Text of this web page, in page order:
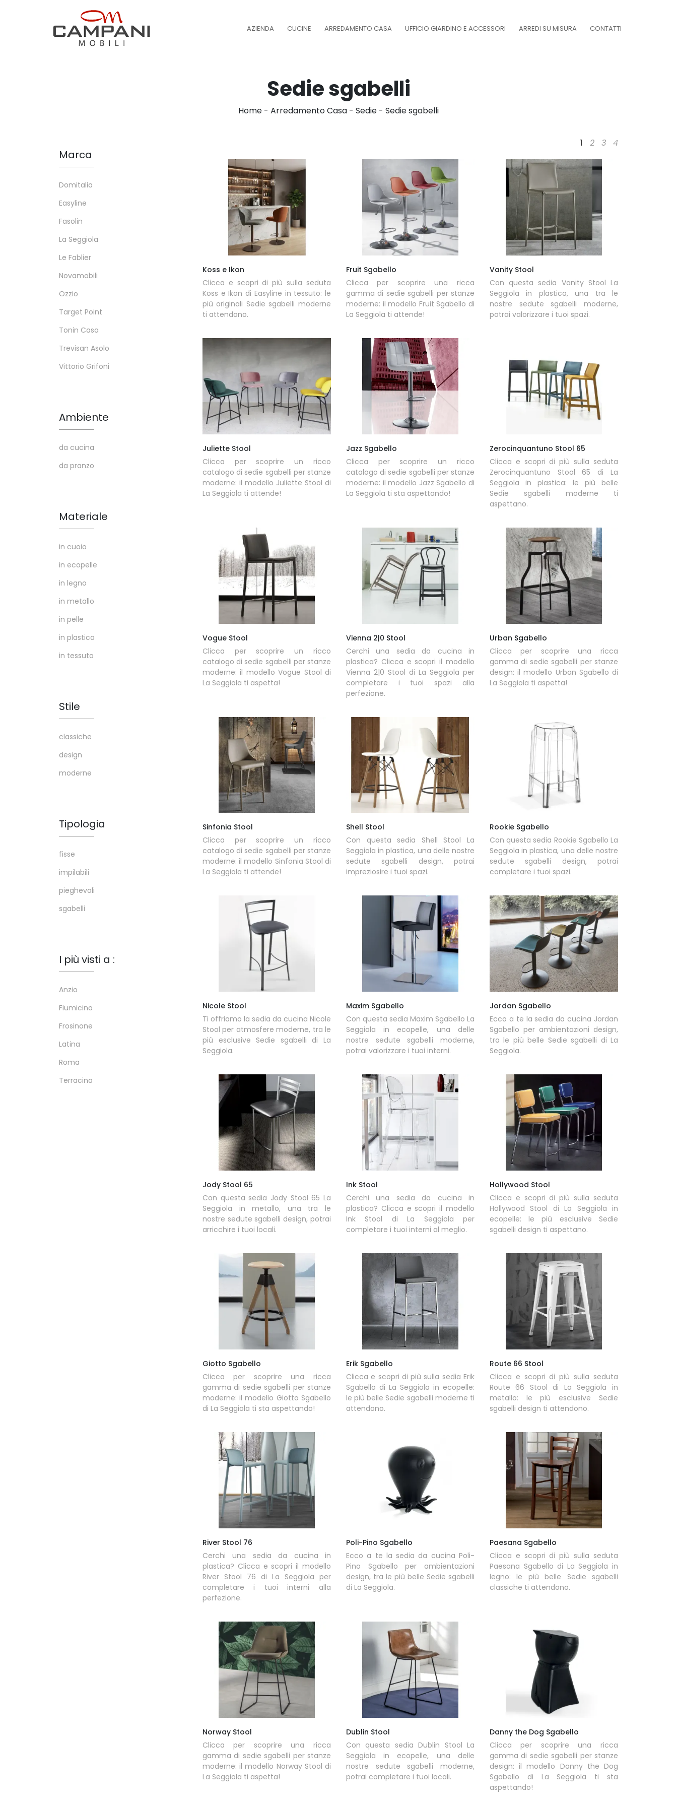
AZIENDA CUCINE ARREDAMENTO CASA UFFICIO GIARDINO E ACCESSORI ARREDI SU MISURA CONTATTI
Sedie sgabelli
Home - Arredamento Casa - Sedie - Sedie sgabelli
1 2 3 4
Koss e Ikon
Clicca e scopri di più sulla seduta
Koss e Ikon di Easyline in tessuto: le
più originali Sedie sgabelli moderne
ti attendono.
Fruit Sgabello
Clicca per scoprire una ricca
gamma di sedie sgabelli per stanze
moderne: il modello Fruit Sgabello di
La Seggiola ti attende!
Vanity Stool
Con questa sedia Vanity Stool La
Seggiola in plastica, una tra le
nostre sedute sgabelli moderne,
potrai valorizzare i tuoi spazi.
Juliette Stool
Clicca per scoprire un ricco
catalogo di sedie sgabelli per stanze
moderne: il modello Juliette Stool di
La Seggiola ti attende!
Jazz Sgabello
Clicca per scoprire un ricco
catalogo di sedie sgabelli per stanze
moderne: il modello Jazz Sgabello di
La Seggiola ti sta aspettando!
Zerocinquantuno Stool 65
Clicca e scopri di più sulla seduta
Zerocinquantuno Stool 65 di La
Seggiola in plastica: le più belle
Sedie sgabelli moderne ti
aspettano.
Vogue Stool
Clicca per scoprire un ricco
catalogo di sedie sgabelli per stanze
moderne: il modello Vogue Stool di
La Seggiola ti aspetta!
Vienna 2|0 Stool
Cerchi una sedia da cucina in
plastica? Clicca e scopri il modello
Vienna 2|0 Stool di La Seggiola per
completare i tuoi spazi alla
perfezione.
Urban Sgabello
Clicca per scoprire una ricca
gamma di sedie sgabelli per stanze
design: il modello Urban Sgabello di
La Seggiola ti aspetta!
Sinfonia Stool
Clicca per scoprire un ricco
catalogo di sedie sgabelli per stanze
moderne: il modello Sinfonia Stool di
La Seggiola ti attende!
Shell Stool
Con questa sedia Shell Stool La
Seggiola in plastica, una delle nostre
sedute sgabelli design, potrai
impreziosire i tuoi spazi.
Rookie Sgabello
Con questa sedia Rookie Sgabello La
Seggiola in plastica, una delle nostre
sedute sgabelli design, potrai
completare i tuoi spazi.
Nicole Stool
Ti offriamo la sedia da cucina Nicole
Stool per atmosfere moderne, tra le
più esclusive Sedie sgabelli di La
Seggiola.
Maxim Sgabello
Con questa sedia Maxim Sgabello La
Seggiola in ecopelle, una delle
nostre sedute sgabelli moderne,
potrai valorizzare i tuoi interni.
Jordan Sgabello
Ecco a te la sedia da cucina Jordan
Sgabello per ambientazioni design,
tra le più belle Sedie sgabelli di La
Seggiola.
Jody Stool 65
Con questa sedia Jody Stool 65 La
Seggiola in metallo, una tra le
nostre sedute sgabelli design, potrai
arricchire i tuoi locali.
Ink Stool
Cerchi una sedia da cucina in
plastica? Clicca e scopri il modello
Ink Stool di La Seggiola per
completare i tuoi interni al meglio.
Hollywood Stool
Clicca e scopri di più sulla seduta
Hollywood Stool di La Seggiola in
ecopelle: le più esclusive Sedie
sgabelli design ti aspettano.
Giotto Sgabello
Clicca per scoprire una ricca
gamma di sedie sgabelli per stanze
moderne: il modello Giotto Sgabello
di La Seggiola ti sta aspettando!
Erik Sgabello
Clicca e scopri di più sulla sedia Erik
Sgabello di La Seggiola in ecopelle:
le più belle Sedie sgabelli moderne ti
attendono.
Route 66 Stool
Clicca e scopri di più sulla seduta
Route 66 Stool di La Seggiola in
metallo: le più esclusive Sedie
sgabelli design ti attendono.
River Stool 76
Cerchi una sedia da cucina in
plastica? Clicca e scopri il modello
River Stool 76 di La Seggiola per
completare i tuoi interni alla
perfezione.
Poli-Pino Sgabello
Ecco a te la sedia da cucina Poli-
Pino Sgabello per ambientazioni
design, tra le più belle Sedie sgabelli
di La Seggiola.
Paesana Sgabello
Clicca e scopri di più sulla seduta
Paesana Sgabello di La Seggiola in
legno: le più belle Sedie sgabelli
classiche ti attendono.
Norway Stool
Clicca per scoprire una ricca
gamma di sedie sgabelli per stanze
moderne: il modello Norway Stool di
La Seggiola ti aspetta!
Dublin Stool
Con questa sedia Dublin Stool La
Seggiola in ecopelle, una delle
nostre sedute sgabelli moderne,
potrai completare i tuoi locali.
Danny the Dog Sgabello
Clicca per scoprire una ricca
gamma di sedie sgabelli per stanze
design: il modello Danny the Dog
Sgabello di La Seggiola ti sta
aspettando!
Marca
Domitalia
Easyline
Fasolin
La Seggiola
Le Fablier
Novamobili
Ozzio
Target Point
Tonin Casa
Trevisan Asolo
Vittorio Grifoni
Ambiente
da cucina
da pranzo
Materiale
in cuoio
in ecopelle
in legno
in metallo
in pelle
in plastica
in tessuto
Stile
classiche
design
moderne
Tipologia
fisse
impilabili
pieghevoli
sgabelli
I più visti a :
Anzio
Fiumicino
Frosinone
Latina
Roma
Terracina